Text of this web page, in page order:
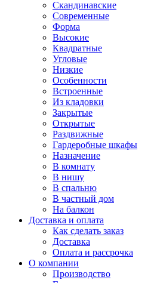
Скандинавские
Современные
Форма
Высокие
Квадратные
Угловые
Низкие
Особенности
Встроенные
Из кладовки
Закрытые
Открытые
Раздвижные
Гардеробные шкафы
Назначение
В комнату
В нишу
В спальню
В частный дом
На балкон
Доставка и оплата
Как сделать заказ
Доставка
Оплата и рассрочка
О компании
Производство